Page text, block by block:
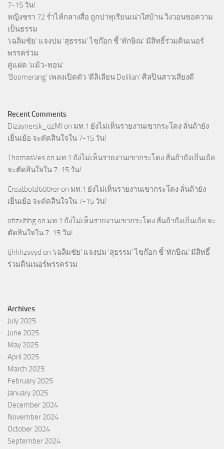
7-15 วัน!
หญิงชรา 72 ร่ำไห้กลางสื่อ ถูกปาทุเรียนเน่าใส่บ้าน วิงวอนขอความ
เป็นธรรม
‘เฉลิมชัย’ แจงปม ‘สุธรรม’ ไขก๊อก ชี้ ‘ทักษิณ’ มีสิทธิ์ร่วมดินเนอร์
พรรคร่วม
คู่แฝด ‘แม้ว-ทอน’
‘Boomerang’ เพลงเปิดตัว ‘ดีลิเลียน Delilian’ ศิลปินสาวเสียงดี
Recent Comments
Dizaynersk_qzMl on มท.1 ยังไม่เห็นรายงานเขากระโดง ลั่นถ้ายัง
เยิ่นเย้อ จะตัดสินใจใน 7-15 วัน!
ThomasVes on มท.1 ยังไม่เห็นรายงานเขากระโดง ลั่นถ้ายังเยิ่นเย้อ
จะตัดสินใจใน 7-15 วัน!
Creatbotd600rer on มท.1 ยังไม่เห็นรายงานเขากระโดง ลั่นถ้ายัง
เยิ่นเย้อ จะตัดสินใจใน 7-15 วัน!
oflzxlflhg on มท.1 ยังไม่เห็นรายงานเขากระโดง ลั่นถ้ายังเยิ่นเย้อ จะ
ตัดสินใจใน 7-15 วัน!
tjhhhzvvyd on ‘เฉลิมชัย’ แจงปม ‘สุธรรม’ ไขก๊อก ชี้ ‘ทักษิณ’ มีสิทธิ์
ร่วมดินเนอร์พรรคร่วม
Archives
July 2025
June 2025
May 2025
April 2025
March 2025
February 2025
January 2025
December 2024
November 2024
October 2024
September 2024